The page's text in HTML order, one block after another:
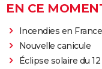
EN CE
Incendies en France
Nouvelle canicule
Éclipse solaire du